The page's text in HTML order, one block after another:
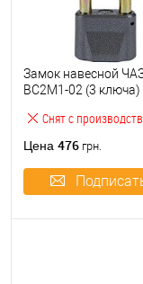
Снят с
Замок навесной
ВС2М1-02 (3 ключа)
Цена 476 грн.